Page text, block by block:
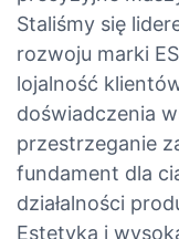
Staliśmy się
rozwoju marki
lojalność
doświadczenia
przestrzeganie
fundament dla
działalności
Estetyka i